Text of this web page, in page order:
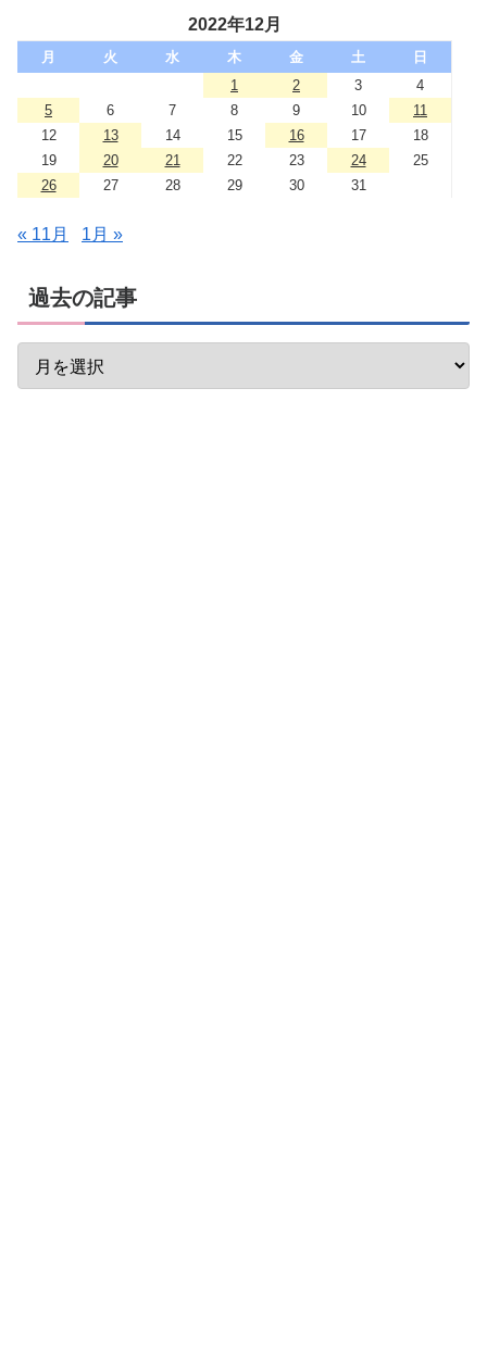
2022年12月
月 火 水 木 金 土
日
1
2 3
4
5
6 7 8 9 10
11
12
13 14 15 16 17
18
19
20 21 22 23 24
25
26
27 28 29 30 31
« 11月 1月 »
過去の記事